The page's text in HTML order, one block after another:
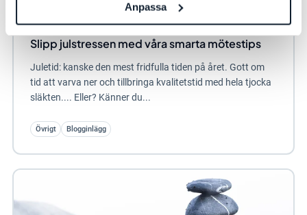
Anpassa
Slipp julstressen med våra smarta mötestips
Juletid: kanske den mest fridfulla tiden på året. Gott om
tid att varva ner och tillbringa kvalitetstid med hela tjocka
släkten.... Eller? Känner du...
Övrigt Blogginlägg